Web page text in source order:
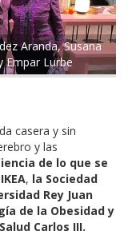
Aranda, Susana
Empar Lurbe
casera y sin
y las
de lo que se
IKEA, la Sociedad
Rey Juan
de la Obesidad y
Carlos III.